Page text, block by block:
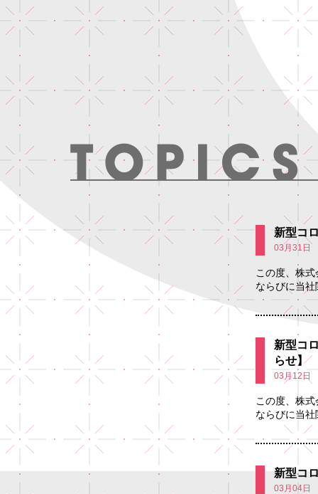
新型コ
03月31日
この度、株
ならびに当
新型コ
らせ】
03月12日
この度、株
ならびに当
新型コ
03月04日